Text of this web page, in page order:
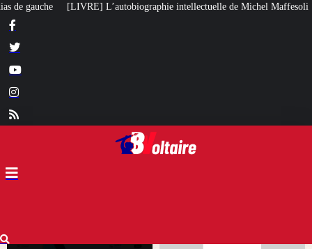
intellectuelle de Michel Maffesoli Pour regagner son influence en